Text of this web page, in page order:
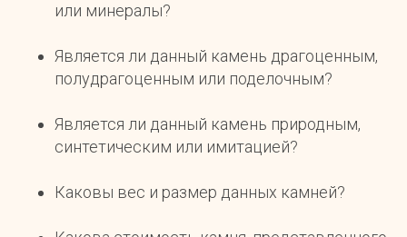
или минералы?
Является ли данный камень драгоценным,
полудрагоценным или поделочным?
Является ли данный камень природным,
синтетическим или имитацией?
Каковы вес и размер данных камней?